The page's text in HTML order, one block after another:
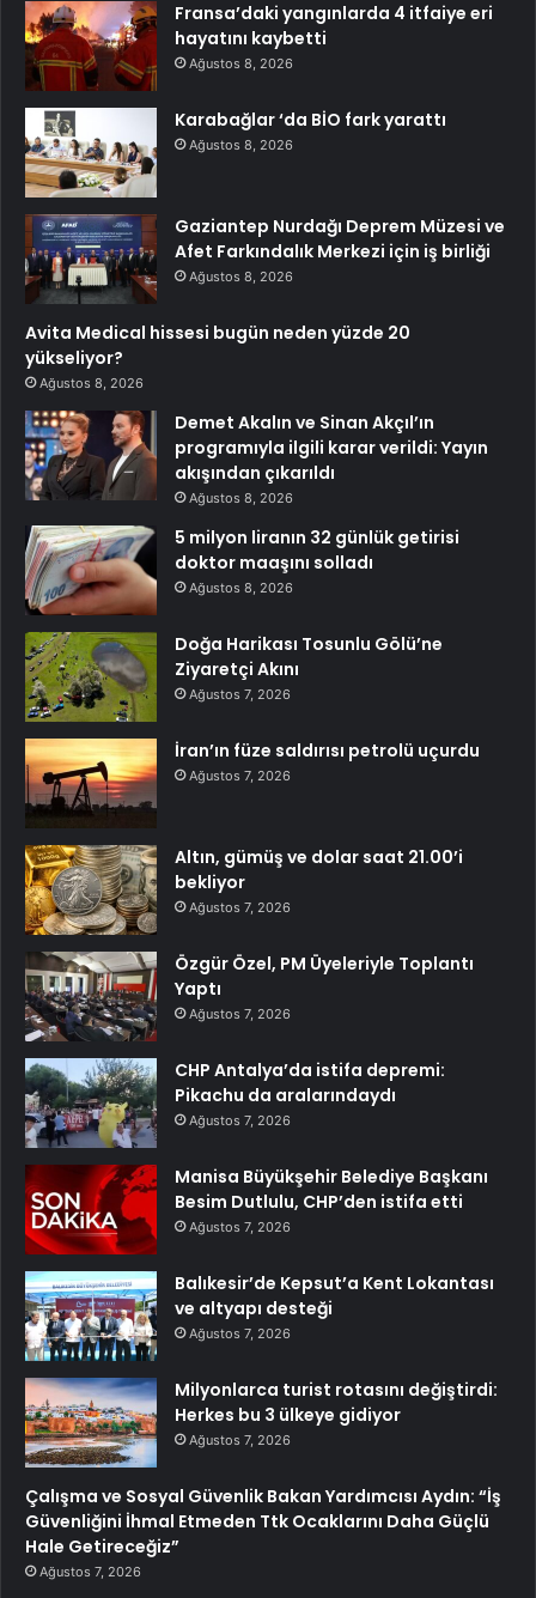
Fransa’daki yangınlarda 4 itfaiye eri
hayatını kaybetti
Ağustos 8, 2026
Karabağlar ‘da BİO fark yarattı
Ağustos 8, 2026
Gaziantep Nurdağı Deprem Müzesi ve
Afet Farkındalık Merkezi için iş birliği
Ağustos 8, 2026
Avita Medical hissesi bugün neden yüzde 20
yükseliyor?
Ağustos 8, 2026
Demet Akalın ve Sinan Akçıl’ın
programıyla ilgili karar verildi: Yayın
akışından çıkarıldı
Ağustos 8, 2026
5 milyon liranın 32 günlük getirisi
doktor maaşını solladı
Ağustos 8, 2026
Doğa Harikası Tosunlu Gölü’ne
Ziyaretçi Akını
Ağustos 7, 2026
İran’ın füze saldırısı petrolü uçurdu
Ağustos 7, 2026
Altın, gümüş ve dolar saat 21.00’i
bekliyor
Ağustos 7, 2026
Özgür Özel, PM Üyeleriyle Toplantı
Yaptı
Ağustos 7, 2026
CHP Antalya’da istifa depremi:
Pikachu da aralarındaydı
Ağustos 7, 2026
Manisa Büyükşehir Belediye Başkanı
Besim Dutlulu, CHP’den istifa etti
Ağustos 7, 2026
Balıkesir’de Kepsut’a Kent Lokantası
ve altyapı desteği
Ağustos 7, 2026
Milyonlarca turist rotasını değiştirdi:
Herkes bu 3 ülkeye gidiyor
Ağustos 7, 2026
Çalışma ve Sosyal Güvenlik Bakan Yardımcısı Aydın: “İş
Güvenliğini İhmal Etmeden Ttk Ocaklarını Daha Güçlü
Hale Getireceğiz”
Ağustos 7, 2026